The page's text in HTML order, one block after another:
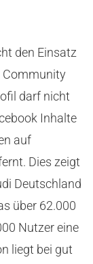
den Einsatz
Community
darf nicht
Inhalte
auf
Dies zeigt
Deutschland
über 62.000
Nutzer eine
liegt bei gut